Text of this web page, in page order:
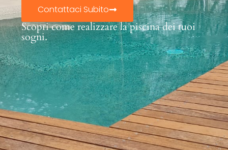
Contattaci Subito
Scopri come realizzare la piscina dei tuoi
sogni.